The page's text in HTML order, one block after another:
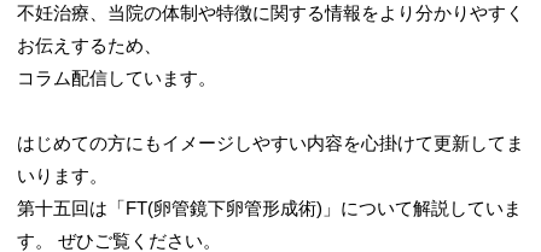
不妊治療、当院の体制や特徴に関する情報をより分かりやすく
お伝えするため、
コラム配信しています。
はじめての方にもイメージしやすい内容を心掛けて更新してま
いります。
第十五回は「FT(卵管鏡下卵管形成術)」について解説していま
す。 ぜひご覧ください。